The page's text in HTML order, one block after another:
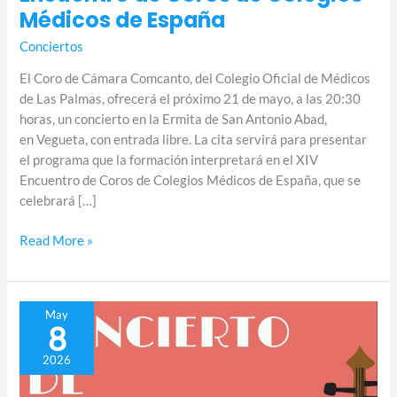
Médicos de España
Conciertos
El Coro de Cámara Comcanto, del Colegio Oficial de Médicos
de Las Palmas, ofrecerá el próximo 21 de mayo, a las 20:30
horas, un concierto en la Ermita de San Antonio Abad,
en Vegueta, con entrada libre. La cita servirá para presentar
el programa que la formación interpretará en el XIV
Encuentro de Coros de Colegios Médicos de España, que se
celebrará […]
Read More »
May
8
2026
Corales
Canaria
celebran